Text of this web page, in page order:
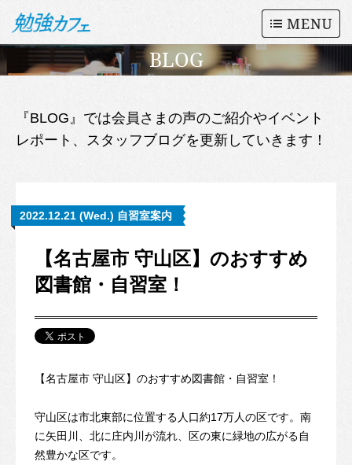
BLOG
『BLOG』では会員さまの声のご紹介やイベント
レポート、スタッフブログを更新していきます！
2022.12.21 (Wed.) 自習室案内
【名古屋市 守山区】のおすすめ
図書館・自習室！
【名古屋市 守山区】のおすすめ図書館・自習室！
守山区は市北東部に位置する人口約17万人の区です。南
に矢田川、北に庄内川が流れ、区の東に緑地の広がる自
然豊かな区です。